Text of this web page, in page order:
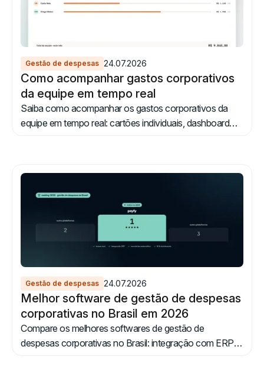
Gestão de despesas 24.07.2026
Como acompanhar gastos corporativos
da equipe em tempo real
Saiba como acompanhar os gastos corporativos da
equipe em tempo real: cartões individuais, dashboard
Gestão de despesas 24.07.2026
Melhor software de gestão de despesas
corporativas no Brasil em 2026
Compare os melhores softwares de gestão de
despesas corporativas no Brasil: integração com ERPs